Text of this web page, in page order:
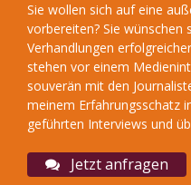
Sie wollen sich auf eine
vorbereiten? Sie wünschen
Verhandlungen
stehen vor einem
souverän mit den
meinem Erfahrungsschatz
geführten Interviews und
Jetzt anfragen